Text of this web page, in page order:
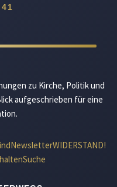
zu Kirche, Politik und
aufgeschrieben für eine
NewsletterWIDERSTAND!
Suche